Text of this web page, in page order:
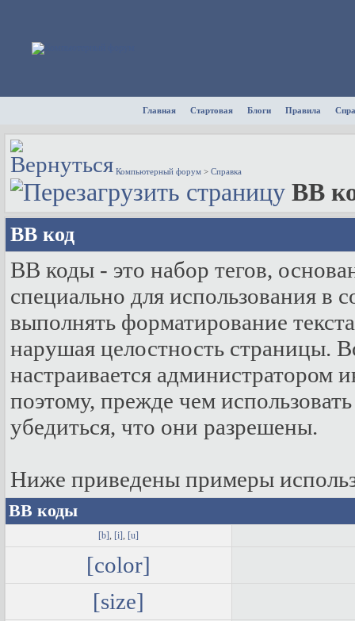
Главная Стартовая Блоги Правила
Компьютерный форум > Справка
BB
BB код
BB коды - это набор тегов,
специально для использования
выполнять форматирование
нарушая целостность страницы.
настраивается администратором
поэтому, прежде чем
убедиться, что они разрешены.
Ниже приведены примеры
BB коды
[b], [i], [u]
[color]
[size]